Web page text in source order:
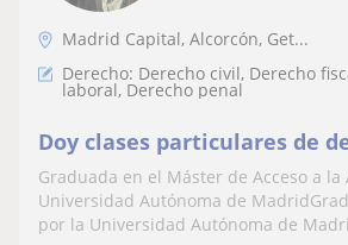
Madrid Capital, Alcorcón, Get...
Derecho: Derecho civil, Derecho
laboral, Derecho penal
Doy clases particulares de
Graduada en el Máster de Acceso a la
Universidad Autónoma de
por la Universidad Autónoma de